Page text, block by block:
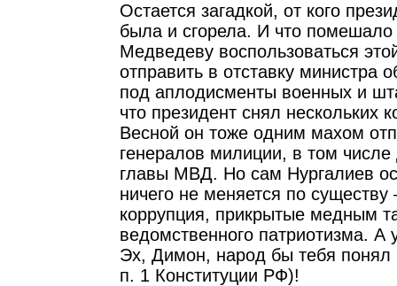
Остается загадкой, от кого
была и сгорела. И что помешало
Медведеву воспользоваться
отправить в отставку министра
под аплодисменты военных и
что президент снял нескольких
Весной он тоже одним махом
генералов милиции, в том числе
главы МВД. Но сам Нургалиев
ничего не меняется по
коррупция, прикрытые медным
ведомственного патриотизма. А
Эх, Димон, народ бы тебя понял
п. 1 Конституции РФ)!